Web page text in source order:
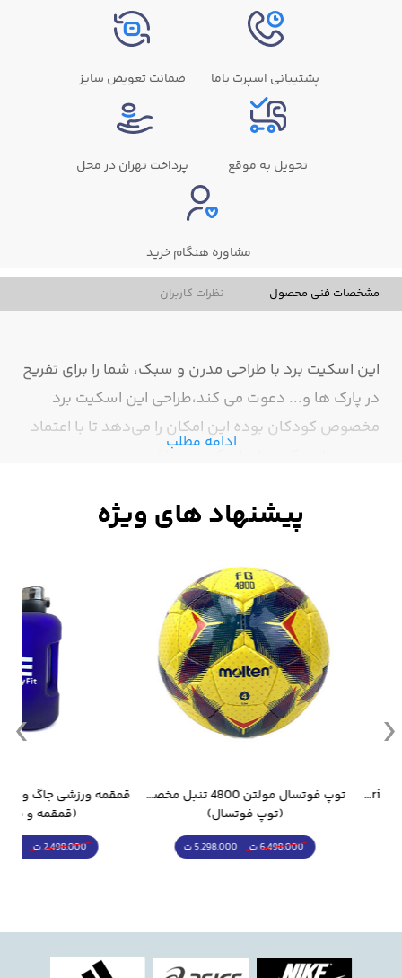
پشتیبانی اسپرت باما ضمانت تعویض سایز
تحویل به موقع پرداخت تهران در محل
مشاوره هنگام خرید
مشخصات فنی محصول نظرات کاربران
این اسکیت برد با طراحی مدرن و سبک، شما را برای تفریح
در پارک ها و... دعوت می کند،طراحی این اسکیت برد
مخصوص کودکان بوده این امکان را می‌دهد تا با اعتماد
به نفس از حرکت های اسکیت برد لذت ببرن.
ادامه مطلب
توپ فوتسال مولتن 4800 تنبل مخصوص سالن
(توپ فوتسال)
6,498,000 ت 5,298,000 ت
(قمقمه و فلاسک)
2,498,000 ت 1,798,000 ت